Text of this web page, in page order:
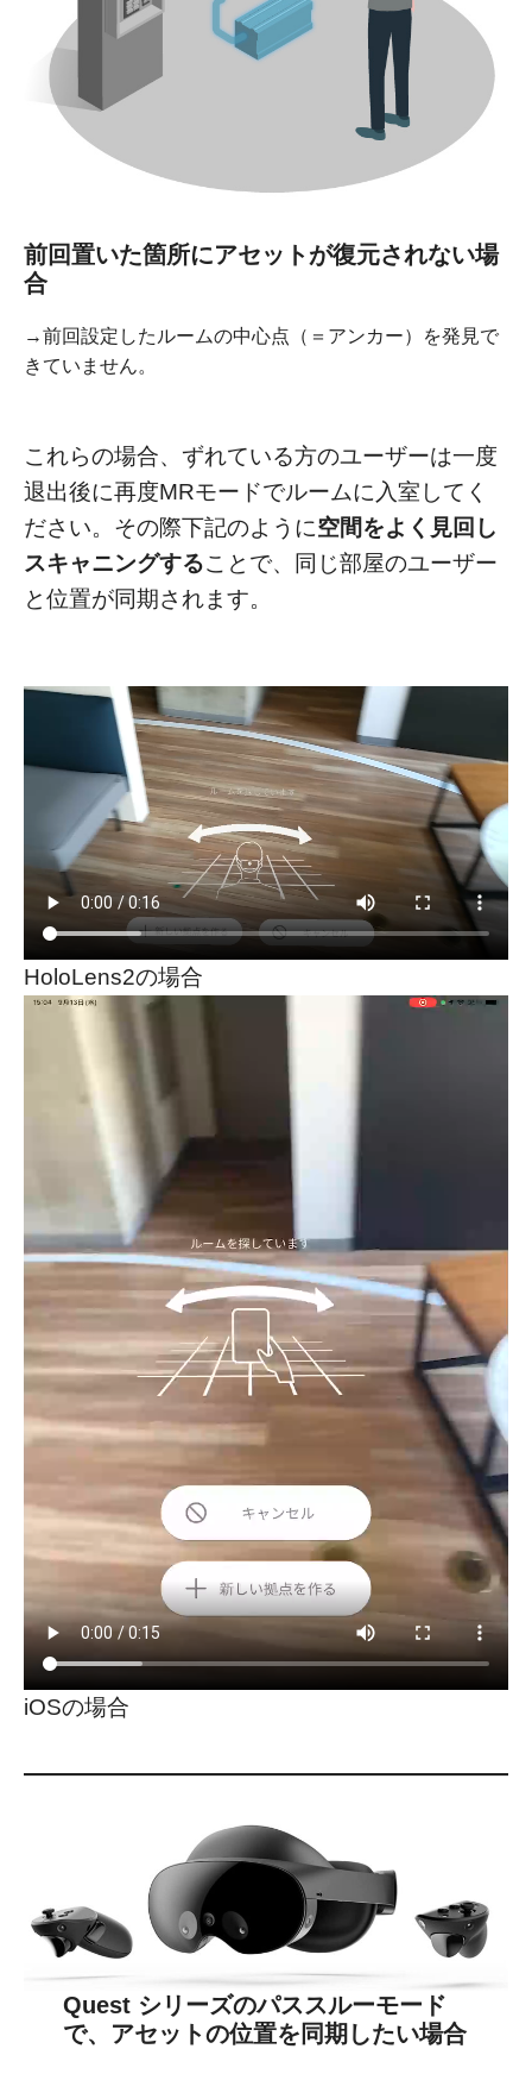
前回置いた箇所にアセットが復元されない場
合
→前回設定したルームの中心点（＝アンカー）を発見で
きていません。
これらの場合、ずれている方のユーザーは一度
退出後に再度MRモードでルームに入室してく
ださい。その際下記のように空間をよく見回し
スキャニングすることで、同じ部屋のユーザー
と位置が同期されます。
HoloLens2の場合
iOSの場合
Quest シリーズのパススルーモード
で、アセットの位置を同期したい場合